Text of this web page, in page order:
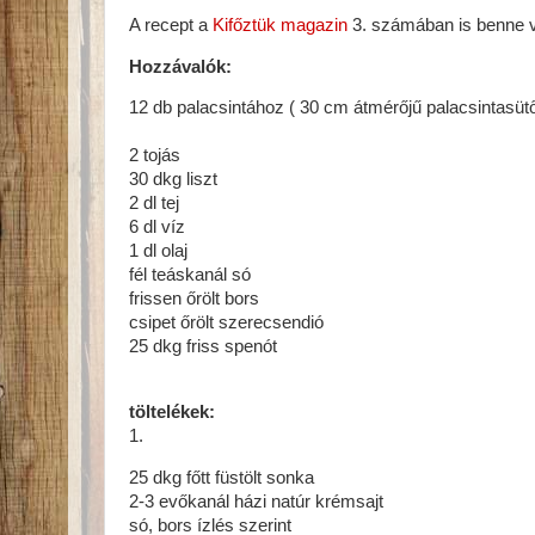
A recept a Kifőztük magazin 3. számában is benne
Hozzávalók:
12 db palacsintához ( 30 cm átmérőjű
2 tojás
30 dkg liszt
2 dl tej
6 dl víz
1 dl olaj
fél teáskanál só
frissen őrölt bors
csipet őrölt szerecsendió
25 dkg friss spenót
töltelékek:
1.
25 dkg főtt füstölt sonka
2-3 evőkanál házi natúr krémsajt
só, bors ízlés szerint